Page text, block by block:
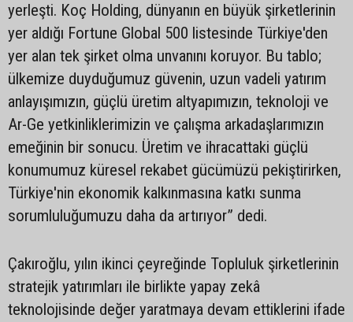
yerleşti. Koç Holding, dünyanın en büyük şirketlerinin
yer aldığı Fortune Global 500 listesinde Türkiye'den
yer alan tek şirket olma unvanını koruyor. Bu tablo;
ülkemize duyduğumuz güvenin, uzun vadeli yatırım
anlayışımızın, güçlü üretim altyapımızın, teknoloji ve
Ar-Ge yetkinliklerimizin ve çalışma arkadaşlarımızın
emeğinin bir sonucu. Üretim ve ihracattaki güçlü
konumumuz küresel rekabet gücümüzü pekiştirirken,
Türkiye'nin ekonomik kalkınmasına katkı sunma
sorumluluğumuzu daha da artırıyor” dedi.
Çakıroğlu, yılın ikinci çeyreğinde Topluluk şirketlerinin
stratejik yatırımları ile birlikte yapay zekâ
teknolojisinde değer yaratmaya devam ettiklerini ifade